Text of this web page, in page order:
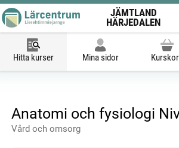
JÄMTLAND
HÄRJEDALEN
Hitta kurser Mina sidor
Anatomi och fysiologi
Vård och omsorg